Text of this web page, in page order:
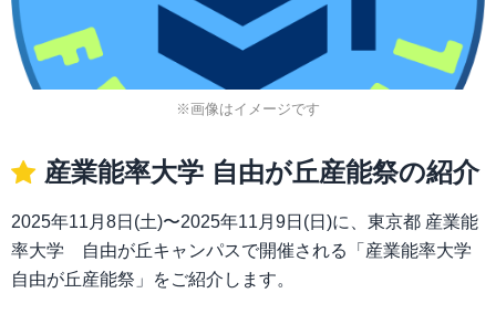
※画像はイメージです
産業能率大学 自由が丘産能祭の紹介
2025年11月8日(土)〜2025年11月9日(日)に、東京都 産業能
率大学 自由が丘キャンパスで開催される「産業能率大学
自由が丘産能祭」をご紹介します。